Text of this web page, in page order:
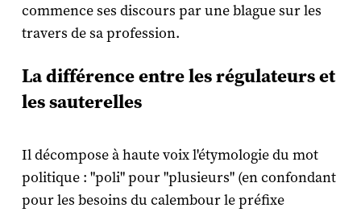
commence ses discours par une blague sur les
travers de sa profession.
La différence entre les régulateurs et
les sauterelles
Il décompose à haute voix l'étymologie du mot
politique : "poli" pour "plusieurs" (en confondant
pour les besoins du calembour le préfixe